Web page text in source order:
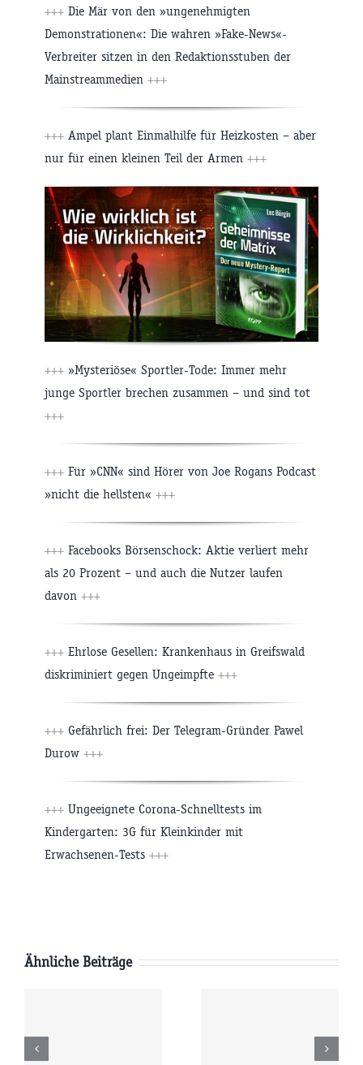
+++ Die Mär von den »ungenehmigten
Demonstrationen«: Die wahren »Fake-News«-
Verbreiter sitzen in den Redaktionsstuben der
Mainstreammedien +++
+++ Ampel plant Einmalhilfe für Heizkosten – aber
nur für einen kleinen Teil der Armen +++
+++ »Mysteriöse« Sportler-Tode: Immer mehr
junge Sportler brechen zusammen – und sind tot
+++
+++ Für »CNN« sind Hörer von Joe Rogans Podcast
»nicht die hellsten« +++
+++ Facebooks Börsenschock: Aktie verliert mehr
als 20 Prozent – und auch die Nutzer laufen
davon +++
+++ Ehrlose Gesellen: Krankenhaus in Greifswald
diskriminiert gegen Ungeimpfte +++
+++ Gefährlich frei: Der Telegram-Gründer Pawel
Durow +++
+++ Ungeeignete Corona-Schnelltests im
Kindergarten: 3G für Kleinkinder mit
Erwachsenen-Tests +++
Ähnliche Beiträge
Donnerstag